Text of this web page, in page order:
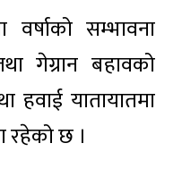
सम्भावना
गेग्रान बहावको
यातायातमा
रहेको छ ।